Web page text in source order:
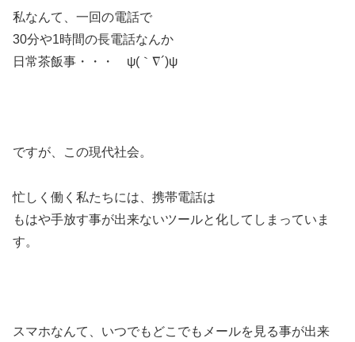
私なんて、一回の電話で
30分や1時間の長電話なんか
日常茶飯事・・・ ψ(｀∇´)ψ
ですが、この現代社会。
忙しく働く私たちには、携帯電話は
もはや手放す事が出来ないツールと化してしまっていま
す。
スマホなんて、いつでもどこでもメールを見る事が出来